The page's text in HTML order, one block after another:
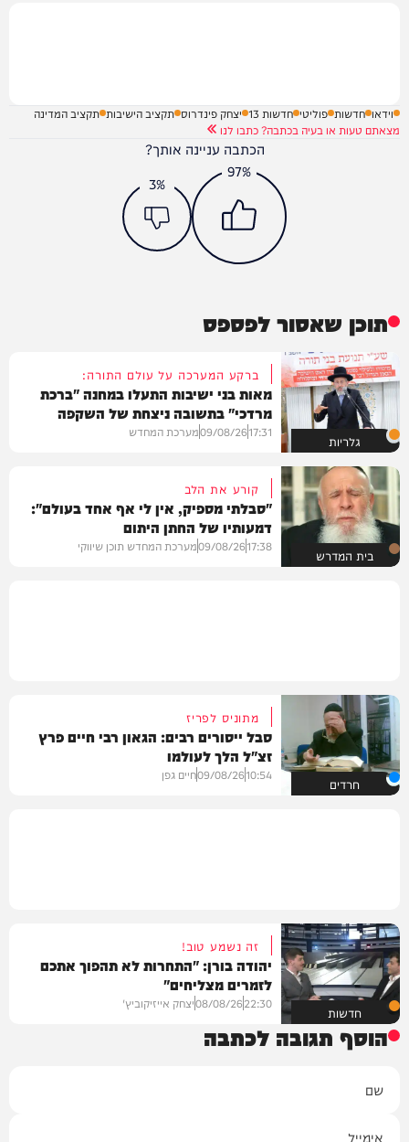
וידאו חדשות פוליטי חדשות 13 יצחק פינדרוס תקציב הישיבות תקציב המדינה
מצאתם טעות או בעיה בכתבה? כתבו לנו
הכתבה עניינה אותך?
97%
3%
תוכן שאסור לפספס
גלריות
ברקע המערכה על עולם התורה:
מאות בני ישיבות התעלו במחנה "ברכת
מרדכי" בתשובה ניצחת של השקפה
בהירה
17:31
09/08/26מערכת המחדש
בית המדרש
קורע את הלב
"סבלתי מספיק, אין לי אף אחד בעולם":
דמעותיו של החתן היתום
17:38
09/08/26מערכת המחדש תוכן שיווקי
חרדים
מתוניס לפריז
סבל ייסורים רבים: הגאון רבי חיים פרץ
זצ"ל הלך לעולמו
10:54
09/08/26חיים גפן
חדשות
זה נשמע טוב!
יהודה בורן: "התחרות לא תהפוך אתכם
לזמרים מצליחים"
22:30
08/08/26יצחק אייזיקוביץ'
הוסף תגובה לכתבה